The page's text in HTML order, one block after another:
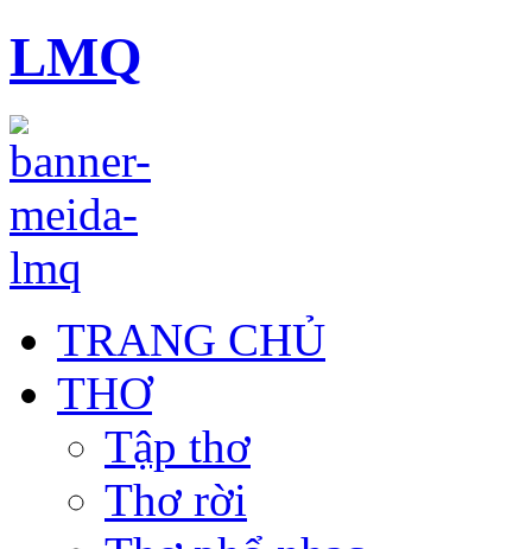
LMQ
TRANG CHỦ
THƠ
Tập thơ
Thơ rời